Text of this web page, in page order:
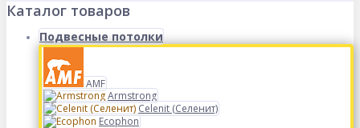
Каталог товаров
Подвесные потолки
AMF
Armstrong
Celenit (Селенит)
Ecophon